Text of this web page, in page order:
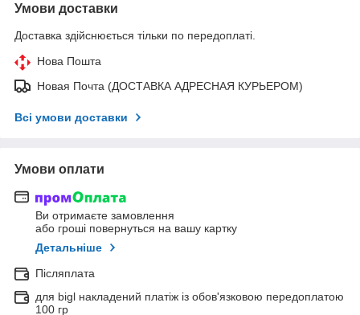
Умови доставки
Доставка здійснюється тільки по передоплаті.
Нова Пошта
Новая Почта (ДОСТАВКА АДРЕСНАЯ КУРЬЕРОМ)
Всі умови доставки
Умови оплати
Ви отримаєте замовлення
або гроші повернуться на вашу картку
Детальніше
Післяплата
для bigl накладений платіж із обов'язковою передоплатою
100 гр